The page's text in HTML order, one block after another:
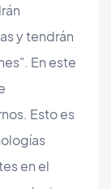
y tendrán
En este
Esto es
en el